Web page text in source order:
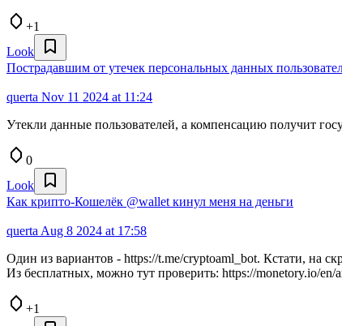
+1
Look
Пострадавшим от утечек персональных данных
querta Nov 11 2024 at 11:24
Утекли данные пользователей, а компенсацию получит
0
Look
Как крипто-Кошелёк @wallet кинул меня на деньги
querta Aug 8 2024 at 17:58
Один из вариантов - https://t.me/cryptoaml_bot. Кстати, на
Из бесплатных, можно тут проверить: https://monetory.io/en/
+1